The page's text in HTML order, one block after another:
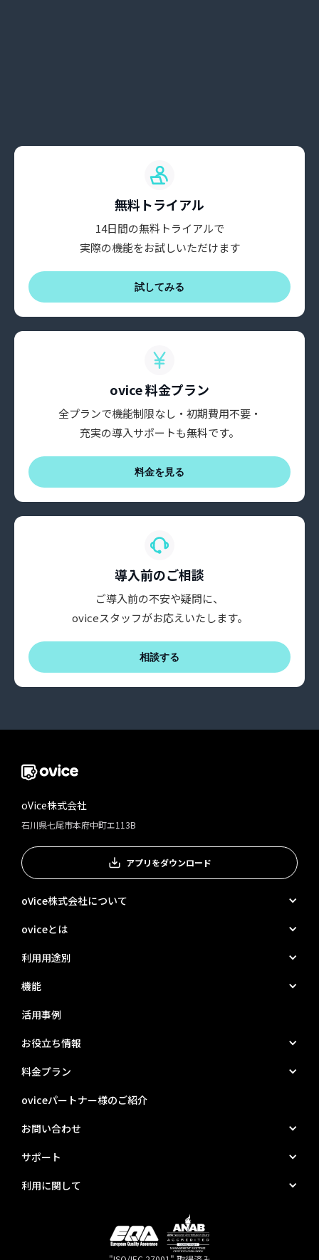
無料トライアル
14日間の無料トライアルで
実際の機能をお試しいただけます
試してみる
ovice 料金プラン
全プランで機能制限なし・初期費用不要・
充実の導入サポートも無料です。
料金を見る
導入前のご相談
ご導入前の不安や疑問に、
oviceスタッフがお応えいたします。
相談する
oVice株式会社
石川県七尾市本府中町エ113B
アプリをダウンロード
oVice株式会社について
oviceとは
利用用途別
機能
活用事例
お役立ち情報
料金プラン
oviceパートナー様のご紹介
お問い合わせ
サポート
利用に関して